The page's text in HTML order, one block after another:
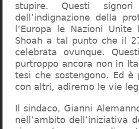
stupire. Questi
dell’indignazione della
l’Europa le Nazioni
Shoah a tal punto che il
celebrata ovunque.
purtroppo ancora non in
tesi che sostengono. Ed
con altri, adiremo le vie
Il sindaco, Gianni
nell’ambito dell’iniziativa